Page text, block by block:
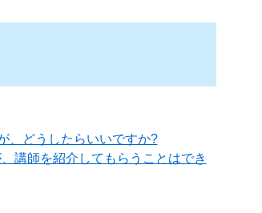
、どうしたらいいですか?
講師を紹介してもらうことはでき